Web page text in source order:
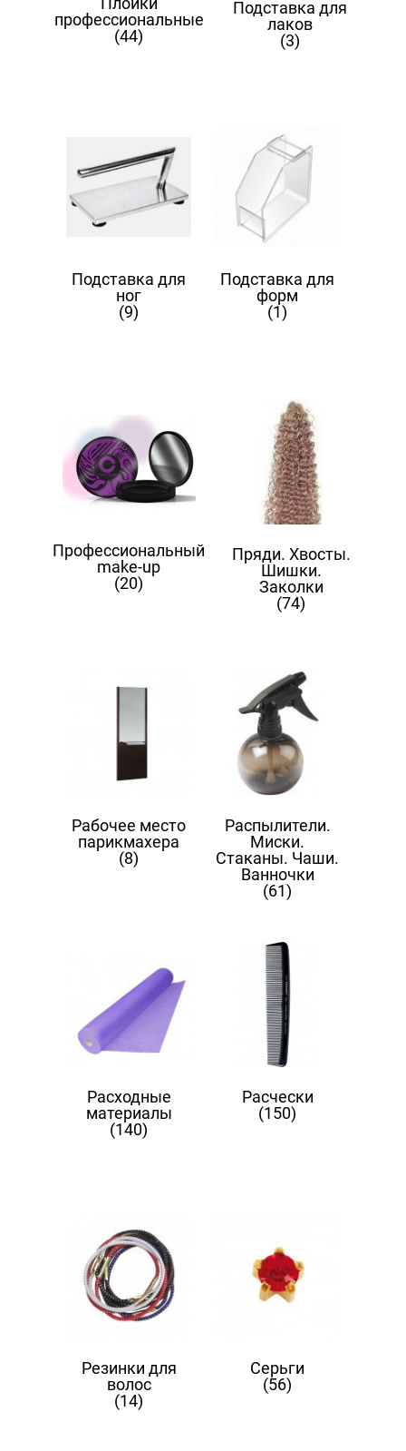
профессиональные
(44)
Подставка для
лаков
(3)
Подставка для
ног
(9)
Подставка для
форм
(1)
Профессиональный
make-up
(20)
Пряди. Хвосты.
Шишки.
Заколки
(74)
Рабочее место
парикмахера
(8)
Распылители.
Миски.
Стаканы. Чаши.
Ванночки
(61)
Расходные
материалы
(140)
Расчески
(150)
Резинки для
волос
(14)
Серьги
(56)